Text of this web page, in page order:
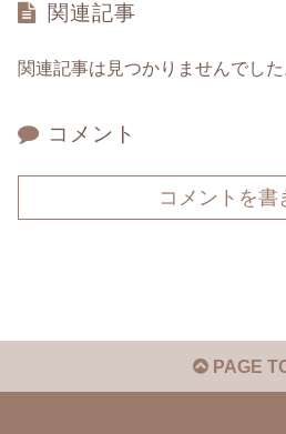
関連記事
関連記事は見つかりませんでした
コメント
コメントを書
PAGE